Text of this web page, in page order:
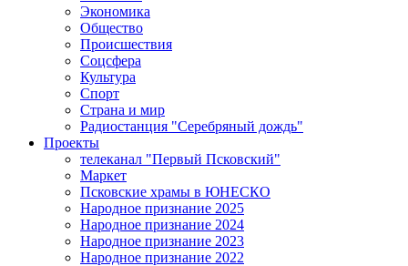
Экономика
Общество
Происшествия
Соцсфера
Культура
Спорт
Страна и мир
Радиостанция "Серебряный дождь"
Проекты
телеканал "Первый Псковский"
Маркет
Псковские храмы в ЮНЕСКО
Народное признание 2025
Народное признание 2024
Народное признание 2023
Народное признание 2022